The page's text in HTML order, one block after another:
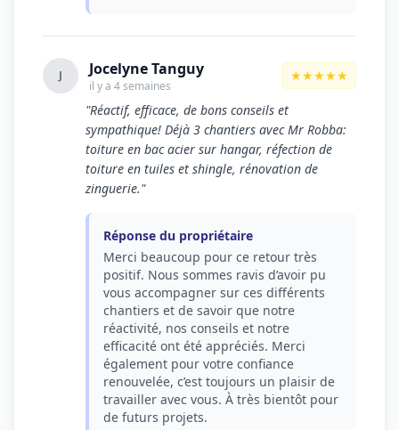
J Jocelyne Tanguy
il y a 4 semaines
★★★★★
"Réactif, efficace, de bons conseils et
sympathique! Déjà 3 chantiers avec Mr Robba:
toiture en bac acier sur hangar, réfection de
toiture en tuiles et shingle, rénovation de
zinguerie."
Réponse du propriétaire
Merci beaucoup pour ce retour très
positif. Nous sommes ravis d’avoir pu
vous accompagner sur ces différents
chantiers et de savoir que notre
réactivité, nos conseils et notre
efficacité ont été appréciés. Merci
également pour votre confiance
renouvelée, c’est toujours un plaisir de
travailler avec vous. À très bientôt pour
de futurs projets.